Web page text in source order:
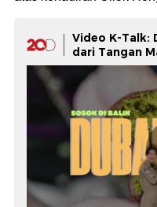
Video K-Talk:
dari Tangan